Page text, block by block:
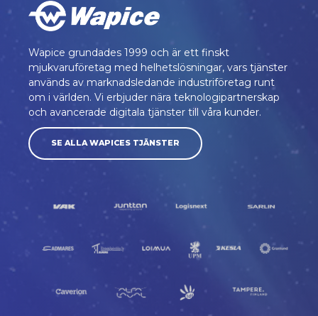
Wapice grundades 1999 och är ett finskt
mjukvaruföretag med helhetslösningar, vars tjänster
används av marknadsledande industriföretag runt
om i världen. Vi erbjuder nära teknologipartnerskap
och avancerade digitala tjänster till våra kunder.
SE ALLA WAPICES TJÄNSTER